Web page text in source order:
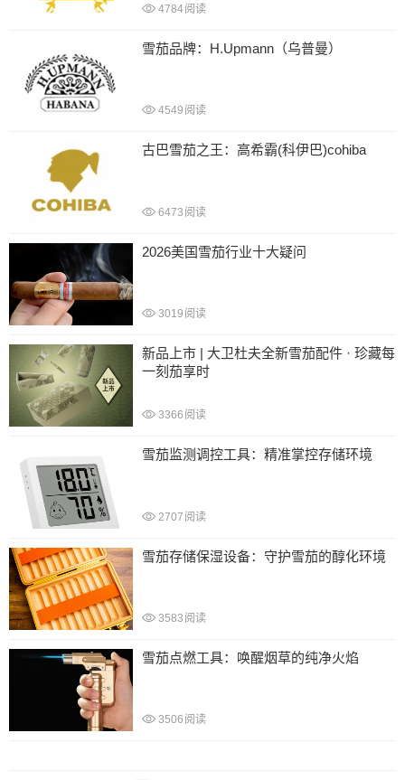
4784阅读
雪茄品牌：H.Upmann（乌普曼）
4549 阅读
古巴雪茄之王：高希霸(科伊巴)cohiba
6473 阅读
2026美国雪茄行业十大疑问
3019 阅读
新品上市 | 大卫杜夫全新雪茄配件 · 珍藏每
一刻茄享时
3366 阅读
雪茄监测调控工具：精准掌控存储环境
2707 阅读
雪茄存储保湿设备：守护雪茄的醇化环境
3583 阅读
雪茄点燃工具：唤醒烟草的纯净火焰
3506 阅读